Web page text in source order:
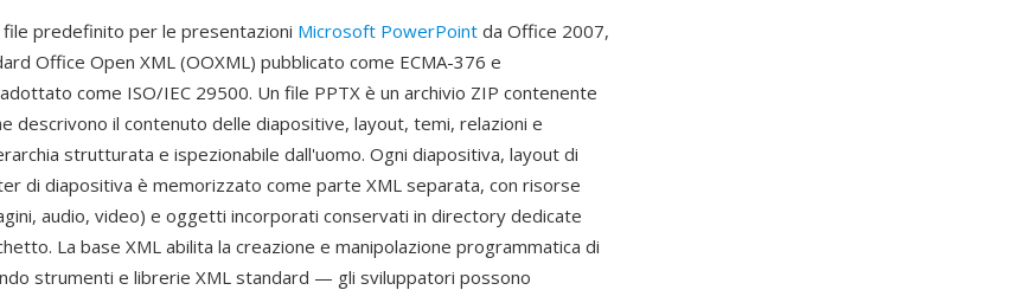
predefinito per le presentazioni Microsoft PowerPoint da Office 2007,
Office Open XML (OOXML) pubblicato come ECMA-376 e
come ISO/IEC 29500. Un file PPTX è un archivio ZIP contenente
descrivono il contenuto delle diapositive, layout, temi, relazioni e
strutturata e ispezionabile dall'uomo. Ogni diapositiva, layout di
di diapositiva è memorizzato come parte XML separata, con risorse
audio, video) e oggetti incorporati conservati in directory dedicate
La base XML abilita la creazione e manipolazione programmatica di
strumenti e librerie XML standard — gli sviluppatori possono